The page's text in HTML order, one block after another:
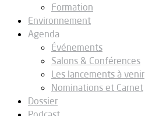
Formation
Environnement
Agenda
Événements
Salons & Conférences
Les lancements à venir
Nominations et Carnet
Dossier